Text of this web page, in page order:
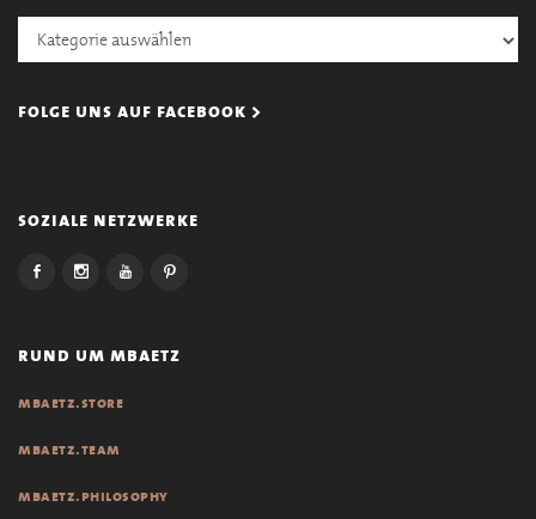
Kategorien
folge uns auf facebook >
soziale netzwerke
rund um mbaetz
mbaetz.store
mbaetz.team
mbaetz.philosophy